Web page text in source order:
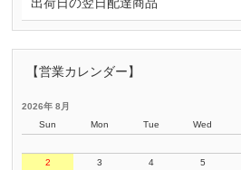
【営業カレンダー】
2026年 8月
Sun
Mon Tue Wed
2
3 4 5